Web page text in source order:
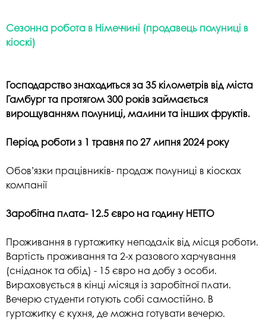
Сезонна робота в Німеччині (продавець полуниці в
кіоскі)
Господарство знаходиться за 35 кілометрів від міста
Гамбург та протягом 300 років займається
вирощуванням полуниці, малини та інших фруктів.
Період роботи з 1 травня по 27 липня 2024 року
Обов’язки працівників- продаж полуниці в кіосках
компанії
Заробітна плата- 12.5 євро на годину НЕТТО
Проживання в гуртожитку неподалік від місця роботи.
Вартість проживання та 2-х разового харчування
(сніданок та обід) - 15 євро на добу з особи.
Вираховується в кінці місяця із заробітної плати.
Вечерю студенти готують собі самостійно. В
гуртожитку є кухня, де можна готувати вечерю.